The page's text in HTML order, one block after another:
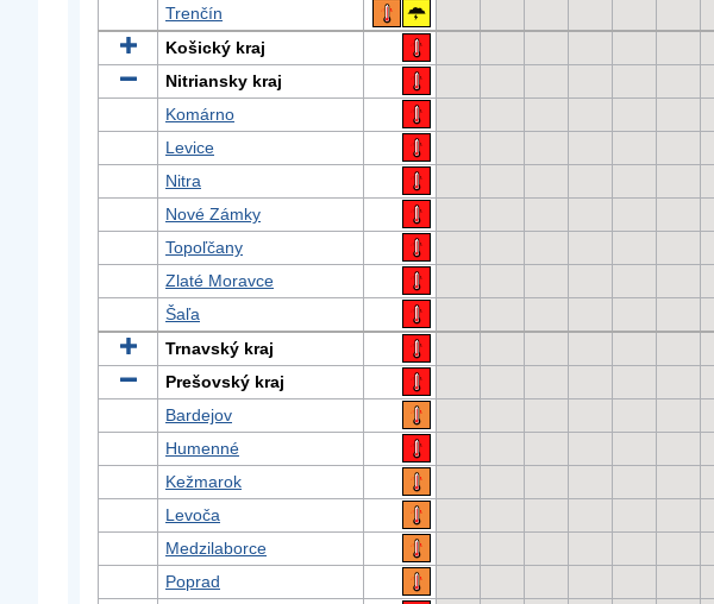
Trenčín
Košický kraj
Nitriansky kraj
Komárno
Levice
Nitra
Nové Zámky
Topoľčany
Zlaté Moravce
Šaľa
Trnavský kraj
Prešovský kraj
Bardejov
Humenné
Kežmarok
Levoča
Medzilaborce
Poprad